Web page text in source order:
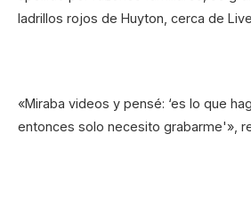
ladrillos rojos de Huyton, cerca de
«Miraba videos y pensé: ‘es lo que
entonces solo necesito grabarme'»,